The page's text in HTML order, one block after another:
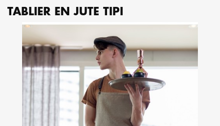
TABLIER EN JUTE TIPI